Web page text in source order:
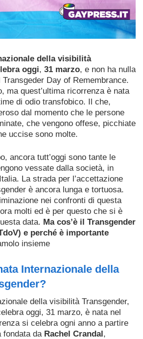
della visibilità
oggi, 31 marzo, e non ha nulla
Day of Remembrance.
ma quest’ultima ricorrenza è nata
di odio transfobico. Il che,
dal momento che le persone
che vengono offese, picchiate
uccise sono molte.
ancora tutt’oggi sono tante le
vessate dalla società, in
La strada per l’accettazione
è ancora lunga e tortuosa.
nei confronti di questa
molti ed è per questo che si è
data. Ma cos’è il Transgender
e perché è importante
insieme
Internazionale della
della visibilità Transgender,
oggi, 31 marzo, è nata nel
si celebra ogni anno a partire
fondata da Rachel Crandal,